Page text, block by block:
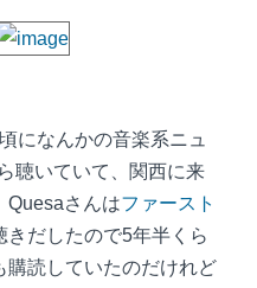
になんかの音楽系ニュ
聴いていて、関西に来
Quesaさんはファースト
きだしたので5年半くら
購読していたのだけれど